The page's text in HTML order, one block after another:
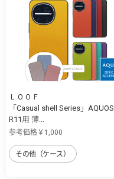
ＬＯＯＦ
「Casual shell Series」AQUOS
R11用 薄...
参考価格￥1,000
その他（ケース）